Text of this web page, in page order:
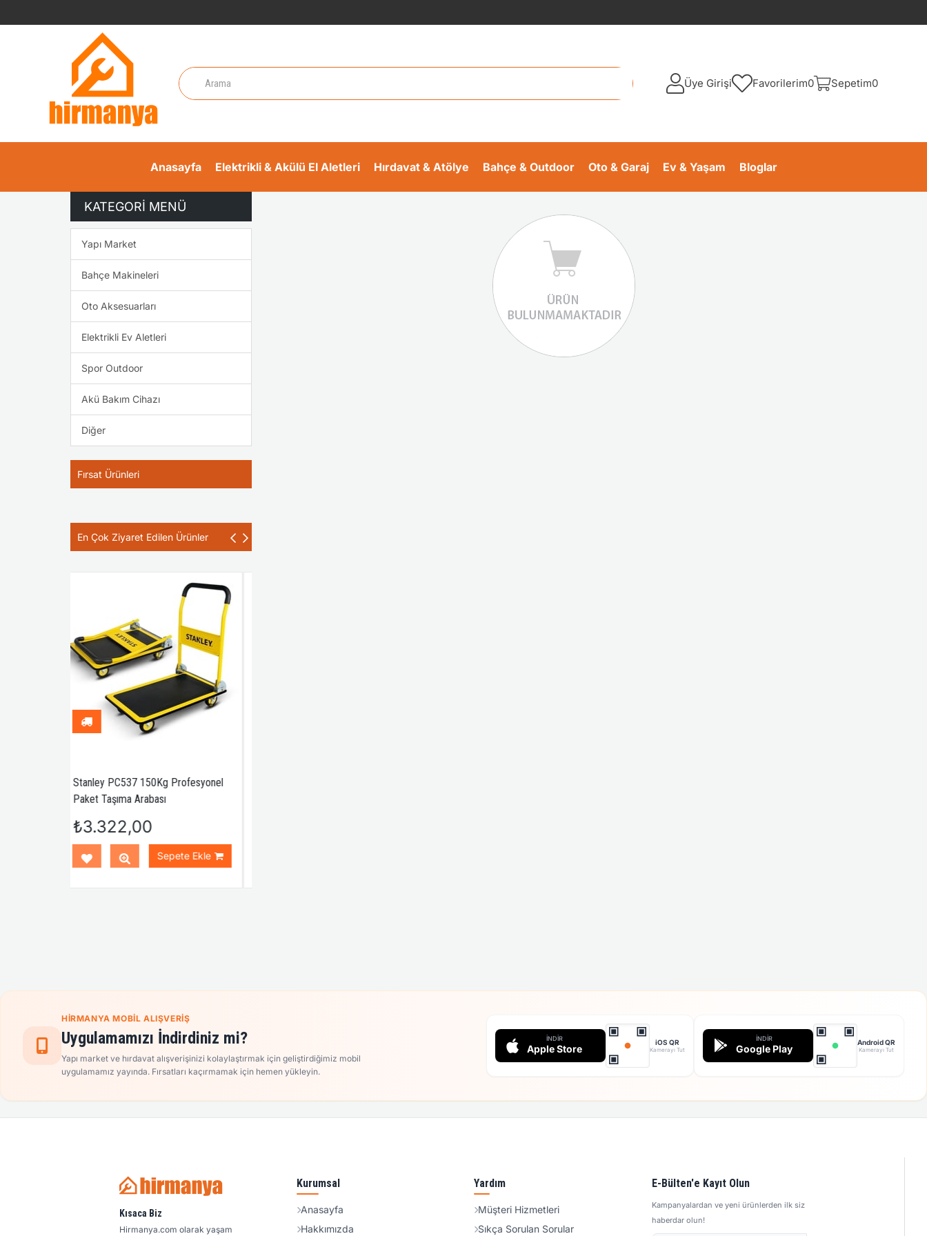
Üye Girişi Favorilerim0 Sepetim0
Anasayfa Elektrikli & Akülü El Aletleri Hırdavat & Atölye Bahçe & Outdoor Oto & Garaj Ev & Yaşam Bloglar
KATEGORI MENÜ
Yapı Market
Bahçe Makineleri
Oto Aksesuarları
Elektrikli Ev Aletleri
Spor Outdoor
Akü Bakım Cihazı
Diğer
Fırsat Ürünleri
En Çok Ziyaret Edilen Ürünler
PC537 150Kg Profesyonel
Taşıma Arabası
Sepete Ekle
WORKPRO WP241045 1000Gr
HIRMANYA MOBIL ALIŞVERIŞ
Uygulamamızı İndirdiniz mi?
Yapı market ve hırdavat alışverişinizi kolaylaştırmak için geliştirdiğimiz mobil
uygulamamız yayında. Fırsatları kaçırmamak için hemen yükleyin.
İNDIR
Apple Store
iOS QR
Kamerayı Tut
İNDIR
Google Play
Android QR
Kamerayı Tut
Kısaca Biz
Hirmanya.com olarak yaşam
Kurumsal
Anasayfa
Hakkımızda
Yardım
Müşteri Hizmetleri
Sıkça Sorulan Sorular
E-Bülten'e Kayıt Olun
Kampanyalardan ve yeni ürünlerden ilk siz
haberdar olun!